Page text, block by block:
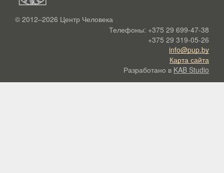
© 2012–2026 Центр Человека
Телефоны: +375 29 699-47-38
+375 29 319-05-26
info@pup.by
Карта сайта
Разработано в KAB Studio